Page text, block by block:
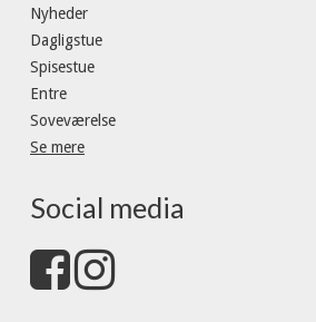
Nyheder
Dagligstue
Spisestue
Entre
Soveværelse
Se mere
Social media